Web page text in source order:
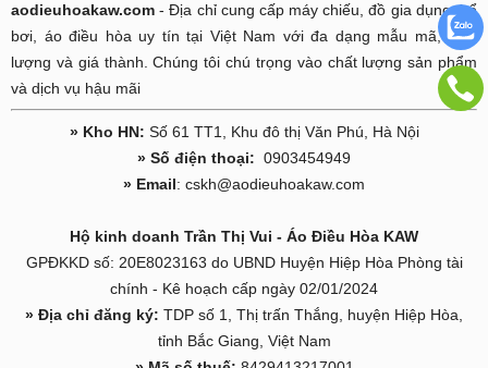
aodieuhoakaw.com - Địa chỉ cung cấp máy chiếu, đồ gia dụng, bể
bơi, áo điều hòa uy tín tại Việt Nam với đa dạng mẫu mã, chất
lượng và giá thành. Chúng tôi chú trọng vào chất lượng sản phẩm
và dịch vụ hậu mãi
» Kho HN: Số 61 TT1, Khu đô thị Văn Phú, Hà Nội
» Số điện thoại: 0903454949
» Email: cskh@aodieuhoakaw.com
Hộ kinh doanh Trần Thị Vui - Áo Điều Hòa KAW
GPĐKKD số: 20E8023163 do UBND Huyện Hiệp Hòa Phòng tài
chính - Kê hoạch cấp ngày 02/01/2024
» Địa chỉ đăng ký: TDP số 1, Thị trấn Thắng, huyện Hiệp Hòa,
tỉnh Bắc Giang, Việt Nam